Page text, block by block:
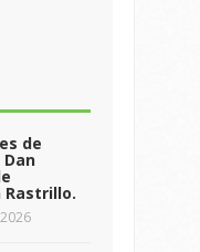
de
Rastrillo.